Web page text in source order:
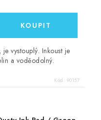
vystouplý. Inkoust je
a voděodolný.
Kód: 90157